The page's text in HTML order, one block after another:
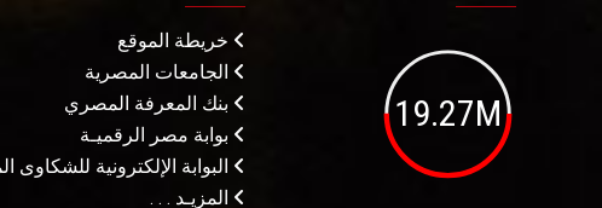
19.27M
خريطة الموقع
الجامعات المصرية
بنك المعرفة المصري
بوابة مصر الرقميـة
البوابة الإلكترونية للشكاوى
المزيـد . . .